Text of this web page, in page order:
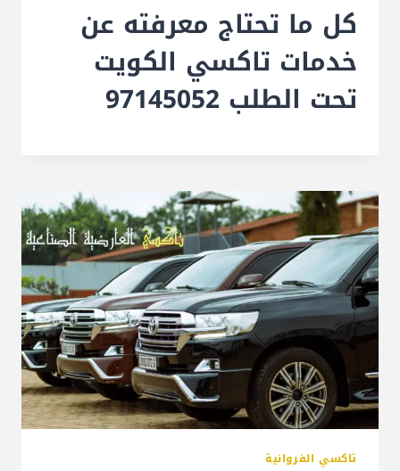
كل ما تحتاج معرفته عن
خدمات تاكسي الكويت
تحت الطلب 97145052
تاكسي الفروانية